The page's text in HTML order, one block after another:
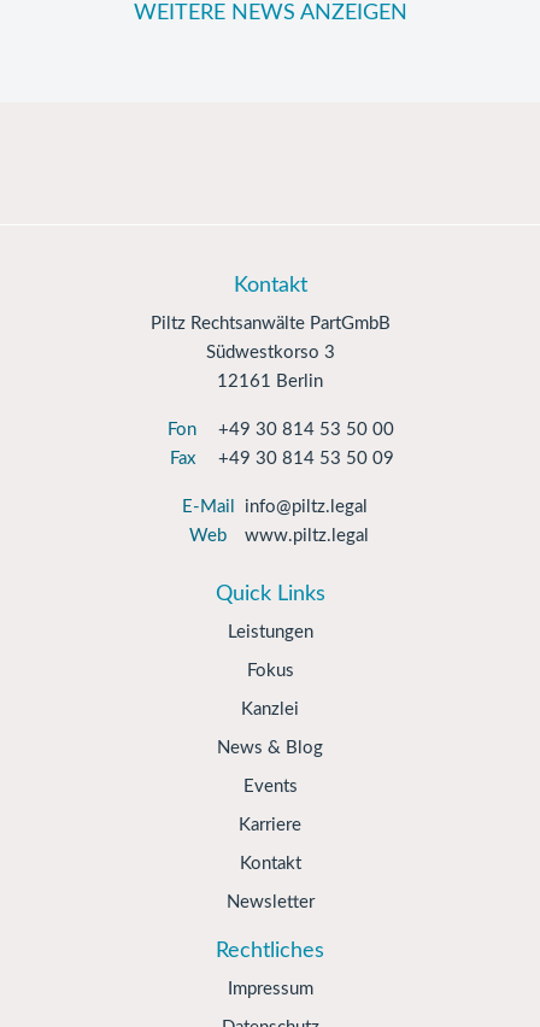
WEITERE NEWS ANZEIGEN
Kontakt
Piltz Rechtsanwälte PartGmbB
Südwestkorso 3
12161 Berlin
Fon
+49 30 814 53 50 00
Fax
+49 30 814 53 50 09
E-Mail
info@piltz.legal
Web
www.piltz.legal
Quick Links
Leistungen
Fokus
Kanzlei
News & Blog
Events
Karriere
Kontakt
Newsletter
Rechtliches
Impressum